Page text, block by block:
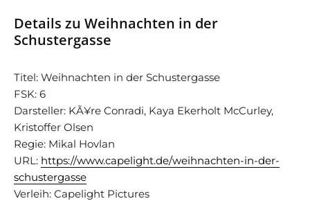
Details zu Weihnachten in der
Schustergasse
Titel: Weihnachten in der Schustergasse
FSK: 6
Darsteller: KÃ¥re Conradi, Kaya Ekerholt McCurley,
Kristoffer Olsen
Regie: Mikal Hovlan
URL: https://www.capelight.de/weihnachten-in-der-
schustergasse
Verleih: Capelight Pictures